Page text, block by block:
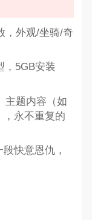
，外观/坐骑/奇
，5GB安装
主题内容（如
永不重复的
快意恩仇，